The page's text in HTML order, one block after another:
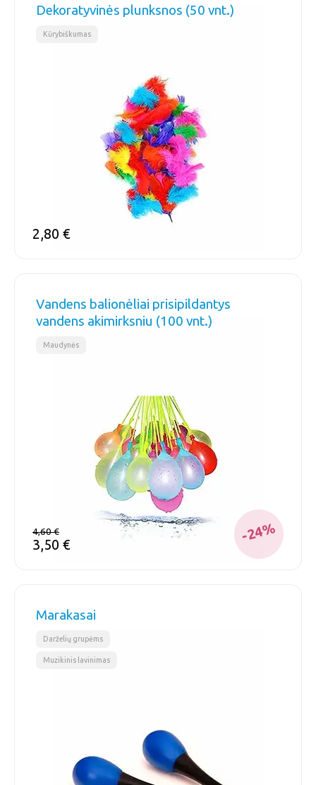
Dekoratyvinės plunksnos (50 vnt.)
Kūrybiškumas
2,80 €
Vandens balionėliai prisipildantys
vandens akimirksniu (100 vnt.)
Maudynės
4,60€
3,50 €
-24%
Marakasai
Darželių grupėms
Muzikinis lavinimas